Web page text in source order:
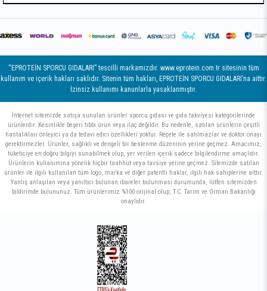
“EPROTEİN SPORCU GIDALARI” tescilli markamızdır. www.eprotein.com.tr sitesinin tüm
kullanım ve içerik hakları saklıdır. Sitenin tüm hakları, EPROTEİN SPORCU GIDALARI’na aittir.
İzinsiz kullanımı kanunlarla yasaklanmıştır.
İnternet sitemizde satışa sunulan ürünler sporcu gıdası ve gıda takviyesi kategorilerinde
ürünlerdir. Kesinlikle beşeri tıbbi ürün veya ilaç değildir. Bu nedenle, satılan ürünlerin çeşitli
hastalıkları önleyici ya da tedavi edici özellikleri yoktur. Reçete ile satılmazlar ve doktor onayı
gerektirmezler. Ürünler, sağlıklı ve dengeli bir beslenme düzeninin yerine geçmez. Amacımız,
tüketiciye en doğru bilgiyi sunabilmek olup, yer verilen içerik sadece bilgilendirme amaçlıdır.
Ürünlerin kullanımına yönelik hiçbir taahhüt veya tavsiye yerine geçmez. Sitemizde satılan
ürünler ile ilgili kullanılan tüm logo, marka ve diğer patentli haklar, ilgili hak sahiplerine aittir.
Yanlış anlaşılan veya yanıltıcı bulunan ibareler bulunması durumunda, lütfen sitemizden
bildirimde bulununuz. Tüm ürünlerimiz %100 orijinal olup, T.C. Tarım ve Orman Bakanlığı
onaylıdır.